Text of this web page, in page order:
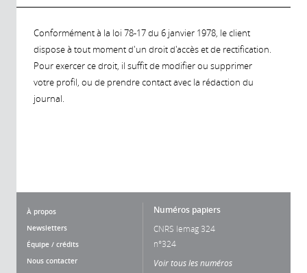
Conformément à la loi 78-17 du 6 janvier 1978, le client
dispose à tout moment d'un droit d'accès et de rectification.
Pour exercer ce droit, il suffit de modifier ou supprimer
votre profil, ou de prendre contact avec la rédaction du
journal.
À propos
Newsletters
Équipe / crédits
Nous contacter
Numéros papiers
CNRS lemag 324
n°324
Voir tous les numéros